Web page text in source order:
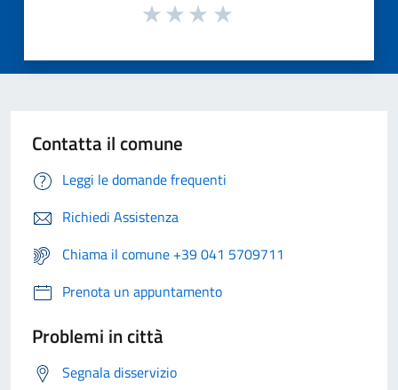
Contatta il comune
Leggi le domande frequenti
Richiedi Assistenza
Chiama il comune +39 041 5709711
Prenota un appuntamento
Problemi in città
Segnala disservizio